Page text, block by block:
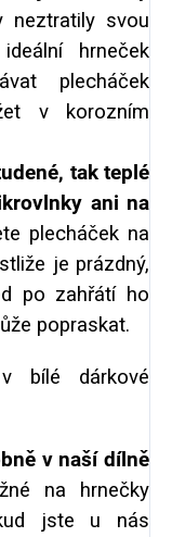
neztratily svou
hrneček
plecháček
v korozním
tak teplé
ani na
plecháček na
je prázdný,
po zahřátí ho
popraskat.
bílé dárkové
v naší dílně
na hrnečky
jste u nás